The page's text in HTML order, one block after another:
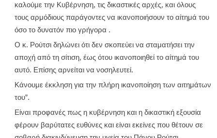
καλούμε την Κυβέρνηση, τις δικαστικές αρχές, και όλους
τους αρμόδιους παράγοντες να ικανοποιήσουν το αίτημά του
όσο το δυνατόν πιο γρήγορα .
Ο κ. Ρούτσι δηλώνει ότι δεν σκοπεύει να σταματήσει την
αποχή από τη σίτιση, έως ότου ικανοποιηθεί το αίτημά του
αυτό. Επίσης αρνείται να νοσηλευτεί.
Κάνουμε έκκληση για την πλήρη ικανοποίηση των αιτημάτων
του”.
Είναι προφανές πως η κυβέρνηση και η δικαστική εξουσία
φέρουν βαρύτατες ευθύνες και είναι εκείνες που θέτουν σε